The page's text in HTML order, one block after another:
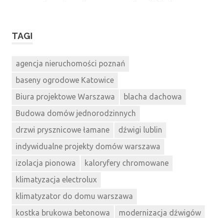
TAGI
agencja nieruchomości poznań
baseny ogrodowe Katowice
Biura projektowe Warszawa
blacha dachowa
Budowa domów jednorodzinnych
drzwi prysznicowe łamane
dźwigi lublin
indywidualne projekty domów warszawa
izolacja pionowa
kaloryfery chromowane
klimatyzacja electrolux
klimatyzator do domu warszawa
kostka brukowa betonowa
modernizacja dźwigów